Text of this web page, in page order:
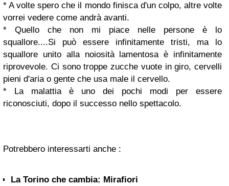
* A volte spero che il mondo finisca d'un colpo, altre volte
vorrei vedere come andrà avanti.
* Quello che non mi piace nelle persone è lo
squallore....Si può essere infinitamente tristi, ma lo
squallore unito alla noiosità lamentosa è infinitamente
riprovevole. Ci sono troppe zucche vuote in giro, cervelli
pieni d'aria o gente che usa male il cervello.
* La malattia è uno dei pochi modi per essere
riconosciuti, dopo il successo nello spettacolo.
Potrebbero interessarti anche :
La Torino che cambia: Mirafiori